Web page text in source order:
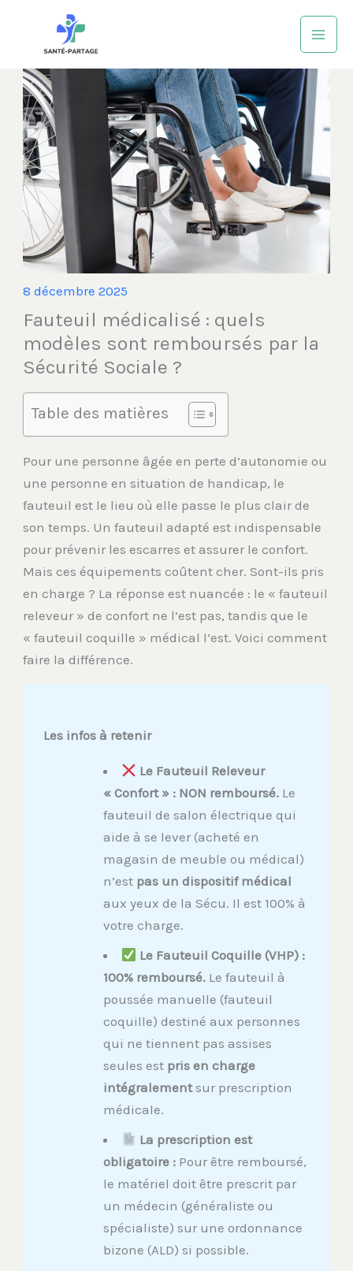
contenu
8 décembre 2025
Fauteuil médicalisé : quels
modèles sont remboursés par la
Sécurité Sociale ?
Table des matières
Pour une personne âgée en perte d’autonomie ou
une personne en situation de handicap, le
fauteuil est le lieu où elle passe le plus clair de
son temps. Un fauteuil adapté est indispensable
pour prévenir les escarres et assurer le confort.
Mais ces équipements coûtent cher. Sont-ils pris
en charge ? La réponse est nuancée : le « fauteuil
releveur » de confort ne l’est pas, tandis que le
« fauteuil coquille » médical l’est. Voici comment
faire la différence.
Les infos à retenir
Le Fauteuil Releveur
« Confort » : NON remboursé.Le
fauteuil de salon électrique qui
aide à se lever (acheté en
magasin de meuble ou médical)
n’est pas un dispositif médical
aux yeux de la Sécu. Il est 100% à
votre charge.
Le Fauteuil Coquille (VHP) :
100% remboursé.Le fauteuil à
poussée manuelle (fauteuil
coquille) destiné aux personnes
qui ne tiennent pas assises
seules est pris en charge
intégralementsur prescription
médicale.
La prescription est
obligatoire :Pour être remboursé,
le matériel doit être prescrit par
un médecin (généraliste ou
spécialiste) sur une ordonnance
bizone (ALD) si possible.